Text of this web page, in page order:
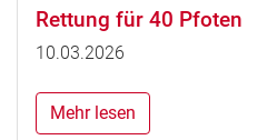
Rettung für 40 Pfoten
10.03.2026
Mehr lesen